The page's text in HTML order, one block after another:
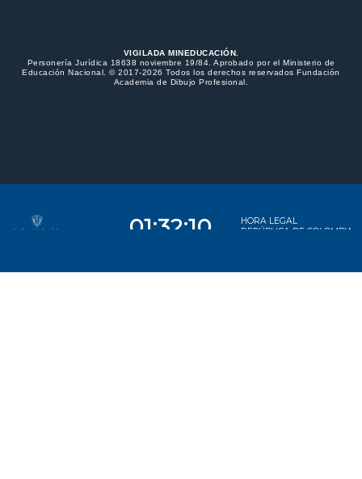
VIGILADA MINEDUCACIÓN.
Personería Jurídica 18638 noviembre 19/84. Aprobado por el Ministerio de
Educación Nacional. © 2017-2026 Todos los derechos reservados Fundación
Academia de Dibujo Profesional.